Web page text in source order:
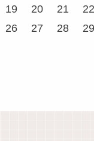
19 20 21 22
26 27 28 29